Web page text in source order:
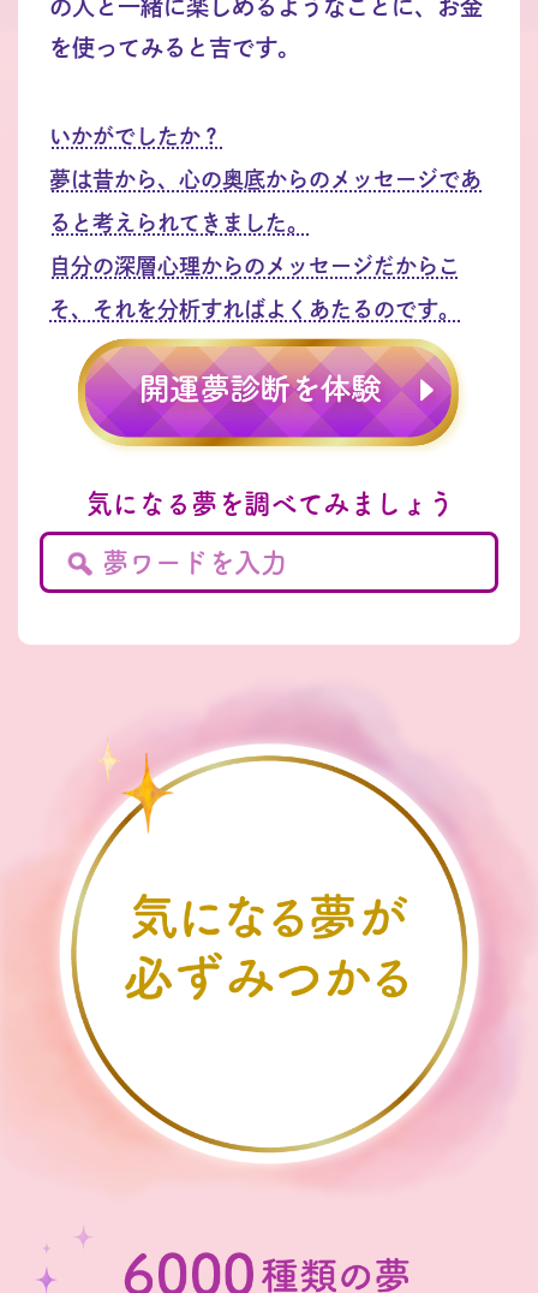
の人と一緒に楽しめるようなことに、お金
を使ってみると吉です。
いかがでしたか？
夢は昔から、心の奥底からのメッセージであ
ると考えられてきました。
自分の深層心理からのメッセージだからこ
そ、それを分析すればよくあたるのです。
気になる夢を調べてみましょう